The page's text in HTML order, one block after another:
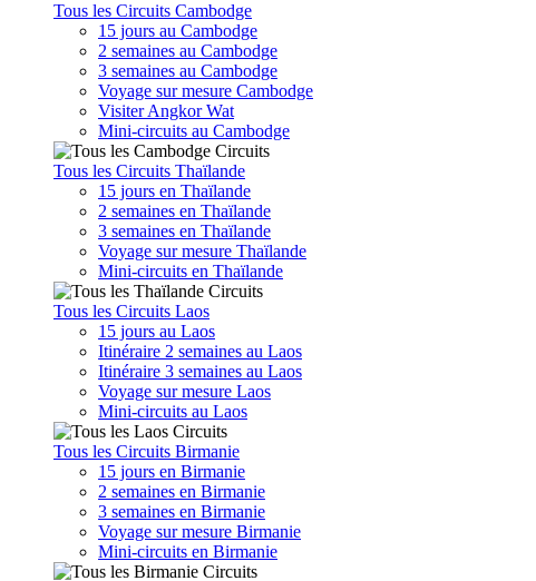
Tous les Circuits Cambodge
15 jours au Cambodge
2 semaines au Cambodge
3 semaines au Cambodge
Voyage sur mesure Cambodge
Visiter Angkor Wat
Mini-circuits au Cambodge
Tous les Circuits Thaïlande
15 jours en Thaïlande
2 semaines en Thaïlande
3 semaines en Thaïlande
Voyage sur mesure Thaïlande
Mini-circuits en Thaïlande
Tous les Circuits Laos
15 jours au Laos
Itinéraire 2 semaines au Laos
Itinéraire 3 semaines au Laos
Voyage sur mesure Laos
Mini-circuits au Laos
Tous les Circuits Birmanie
15 jours en Birmanie
2 semaines en Birmanie
3 semaines en Birmanie
Voyage sur mesure Birmanie
Mini-circuits en Birmanie